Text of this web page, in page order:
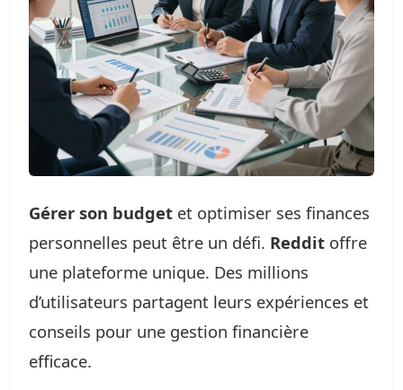
Gérer son budget et optimiser ses finances
personnelles peut être un défi. Reddit offre
une plateforme unique. Des millions
d’utilisateurs partagent leurs expériences et
conseils pour une gestion financière
efficace.